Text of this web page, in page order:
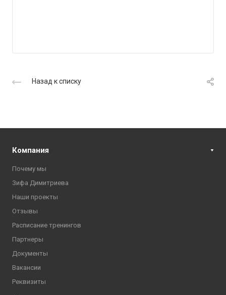
Назад к списку
Компания
Почему мы
Зифа Димитриева
Наши проекты
Отзывы
Расписание тренингов
Партнеры
Документы
Вакансии
Реквизиты